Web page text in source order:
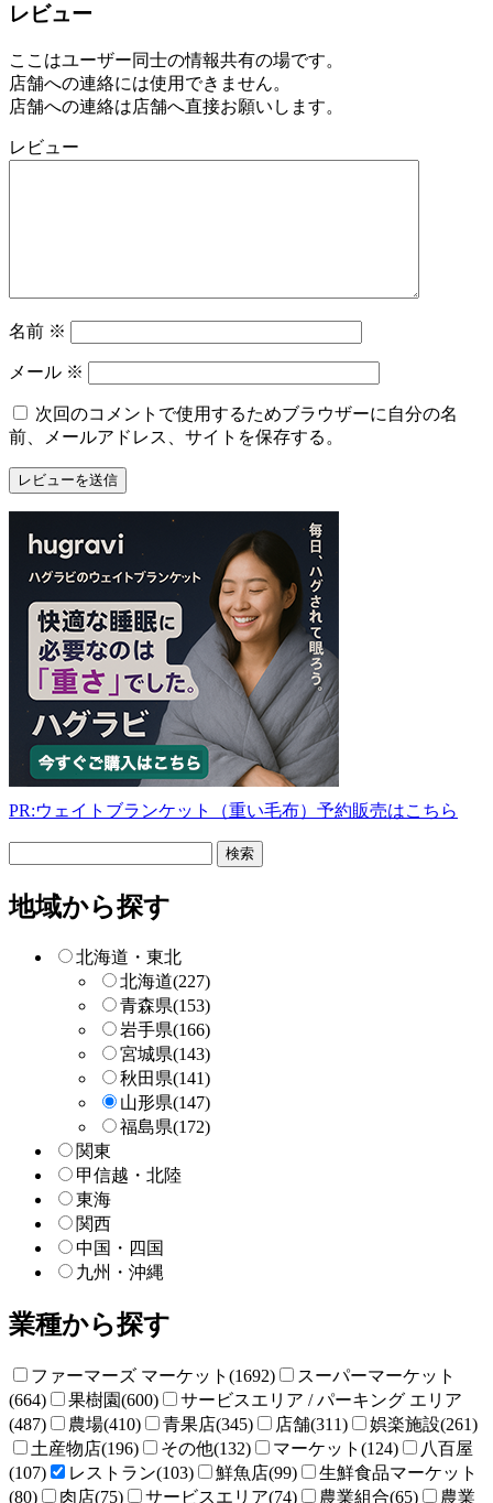
月
日
ね
と
レビュー
ここはユーザー同士の情報共有の場です。
店舗への連絡には使用できません。
店舗への連絡は店舗へ直接お願いします。
レビュー
名前 ※
メール ※
次回のコメントで使用するためブラウザーに自分の名
前、メールアドレス、サイトを保存する。
PR:ウェイトブランケット（重い毛布）予約販売はこちら
ー
検
地域から探す
北海道・東北
北海道(227)
青森県(153)
岩手県(166)
宮城県(143)
秋田県(141)
山形県(147)
福島県(172)
関東
甲信越・北陸
東海
関西
中国・四国
九州・沖縄
業種から探す
ファーマーズ マーケット(1692)
スーパーマーケット
(664)
果樹園(600)
サービスエリア / パーキング エリア
(487)
農場(410) 青果店(345) 店舗(311)
娯楽施設(261)
土産物店(196)
その他(132) マーケット(124)
八百屋
(107)
レストラン(103) 鮮魚店(99)
生鮮食品マーケット
(80)
肉店(75) サービスエリア(74) 農業組合(65)
農業